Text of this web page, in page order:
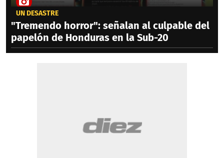
UN DESASTRE
"Tremendo horror": señalan al culpable del
papelón de Honduras en la Sub-20